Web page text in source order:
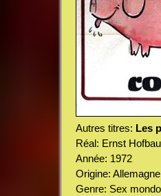
Autres titres: Les
Réal: Ernst
Année: 1972
Origine: Allemagne
Genre: Sex mondo